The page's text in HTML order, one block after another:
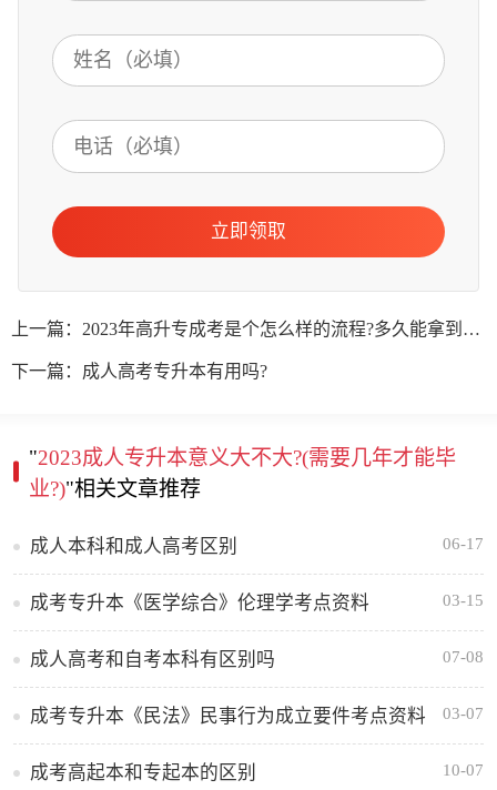
立即领取
上一篇：2023年高升专成考是个怎么样的流程?多久能拿到证书?
下一篇：成人高考专升本有用吗?
"2023成人专升本意义大不大?(需要几年才能毕
业?)"相关文章推荐
成人本科和成人高考区别 06-17
成考专升本《医学综合》伦理学考点资料 03-15
成人高考和自考本科有区别吗 07-08
成考专升本《民法》民事行为成立要件考点资料 03-07
成考高起本和专起本的区别 10-07